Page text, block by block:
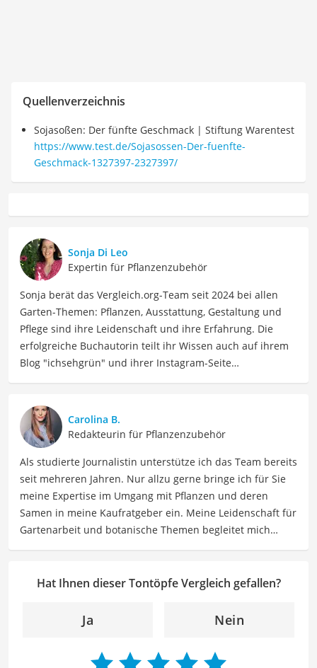
Quellenverzeichnis
Sojasoßen: Der fünfte Geschmack | Stiftung Warentest
https://www.test.de/Sojasossen-Der-fuenfte-
Geschmack-1327397-2327397/
Sonja Di Leo
Expertin für Pflanzenzubehör
Sonja berät das Vergleich.org-Team seit 2024 bei allen
Garten-Themen: Pflanzen, Ausstattung, Gestaltung und
Pflege sind ihre Leidenschaft und ihre Erfahrung. Die
erfolgreiche Buchautorin teilt ihr Wissen auch auf ihrem
Blog "ichsehgrün" und ihrer Instagram-Seite
und den Garten neu angelegt hat. Inzwischen hat Sie zwei
Bücher verfasst: Im Februar 2023 erschien Buch "Keine
Zeit zu gärtnern - Blumenparadies mit wenig Aufwand"
und im März 2026 "Kleine Bäume für den Garten". Beide
Bücher wurden mit dem Deutschen Gartenbuchpreis
ausgezeichnet.
Der Tontöpfe-Vergleich ist aus unserer Sicht besonders
empfehlenswert fürHobbygärtnerundKünstler.
Carolina B.
Redakteurin für Pflanzenzubehör
Als studierte Journalistin unterstütze ich das Team bereits
seit mehreren Jahren. Nur allzu gerne bringe ich für Sie
meine Expertise im Umgang mit Pflanzen und deren
Samen in meine Kaufratgeber ein. Meine Leidenschaft für
Gartenarbeit und botanische Themen begleitet mich
Anbau- und Pflegepraktiken sowie Samenauswahl
Der Tontöpfe-Vergleich ist aus unserer Sicht besonders
empfehlenswert für
Hat Ihnen dieser Tontöpfe Vergleich gefallen?
Ja Nein